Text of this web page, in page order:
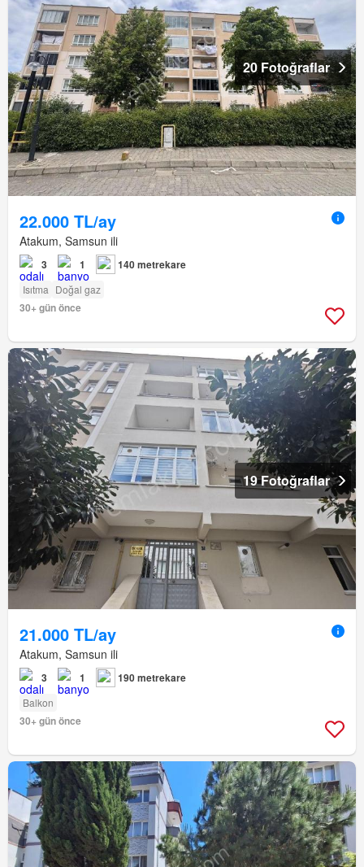
20 Fotoğraflar
22.000 TL/ay
Atakum, Samsun ili
3 1 140 metrekare
Isıtma Doğal gaz
30+ gün önce
19 Fotoğraflar
21.000 TL/ay
Atakum, Samsun ili
3 1 190 metrekare
Balkon
30+ gün önce